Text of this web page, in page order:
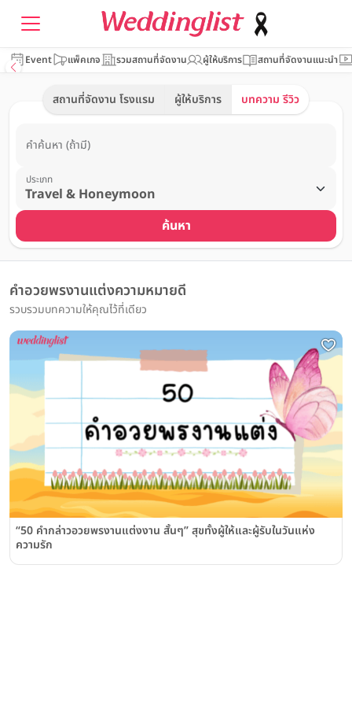
Event แพ็คเกจ รวมสถานที่จัดงาน ผู้ให้บริการ สถานที่จัดงานแนะนำ
สถานที่จัดงาน โรงแรม ผู้ให้บริการ บทความ รีวิว
คำค้นหา (ถ้ามี)
ประเภท
ค้นหา
คำอวยพรงานแต่งความหมายดี
รวบรวมบทความให้คุณไว้ที่เดียว
“50 คํากล่าวอวยพรงานแต่งงาน สั้นๆ” สุขทั้งผู้ให้และผู้รับในวันแห่ง
ความรัก